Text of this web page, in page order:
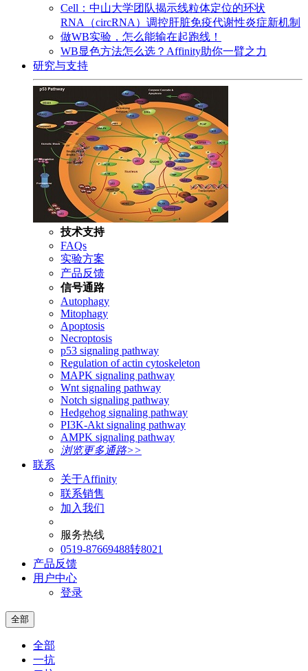
Cell：中山大学团队揭示线粒体定位的环状
RNA（circRNA）调控肝脏免疫代谢性炎症新机制
做WB实验，怎么能输在起跑线！
WB显色方法怎么选？Affinity助你一臂之力
研究与支持
技术支持
FAQs
实验方案
产品反馈
信号通路
Autophagy
Mitophagy
Apoptosis
Necroptosis
p53 signaling pathway
Regulation of actin cytoskeleton
MAPK signaling pathway
Wnt signaling pathway
Notch signaling pathway
Hedgehog signaling pathway
PI3K-Akt signaling pathway
AMPK signaling pathway
浏览更多通路>>
联系
关于Affinity
联系销售
加入我们
服务热线
0519-87669488转8021
产品反馈
用户中心
登录
全部
全部
一抗